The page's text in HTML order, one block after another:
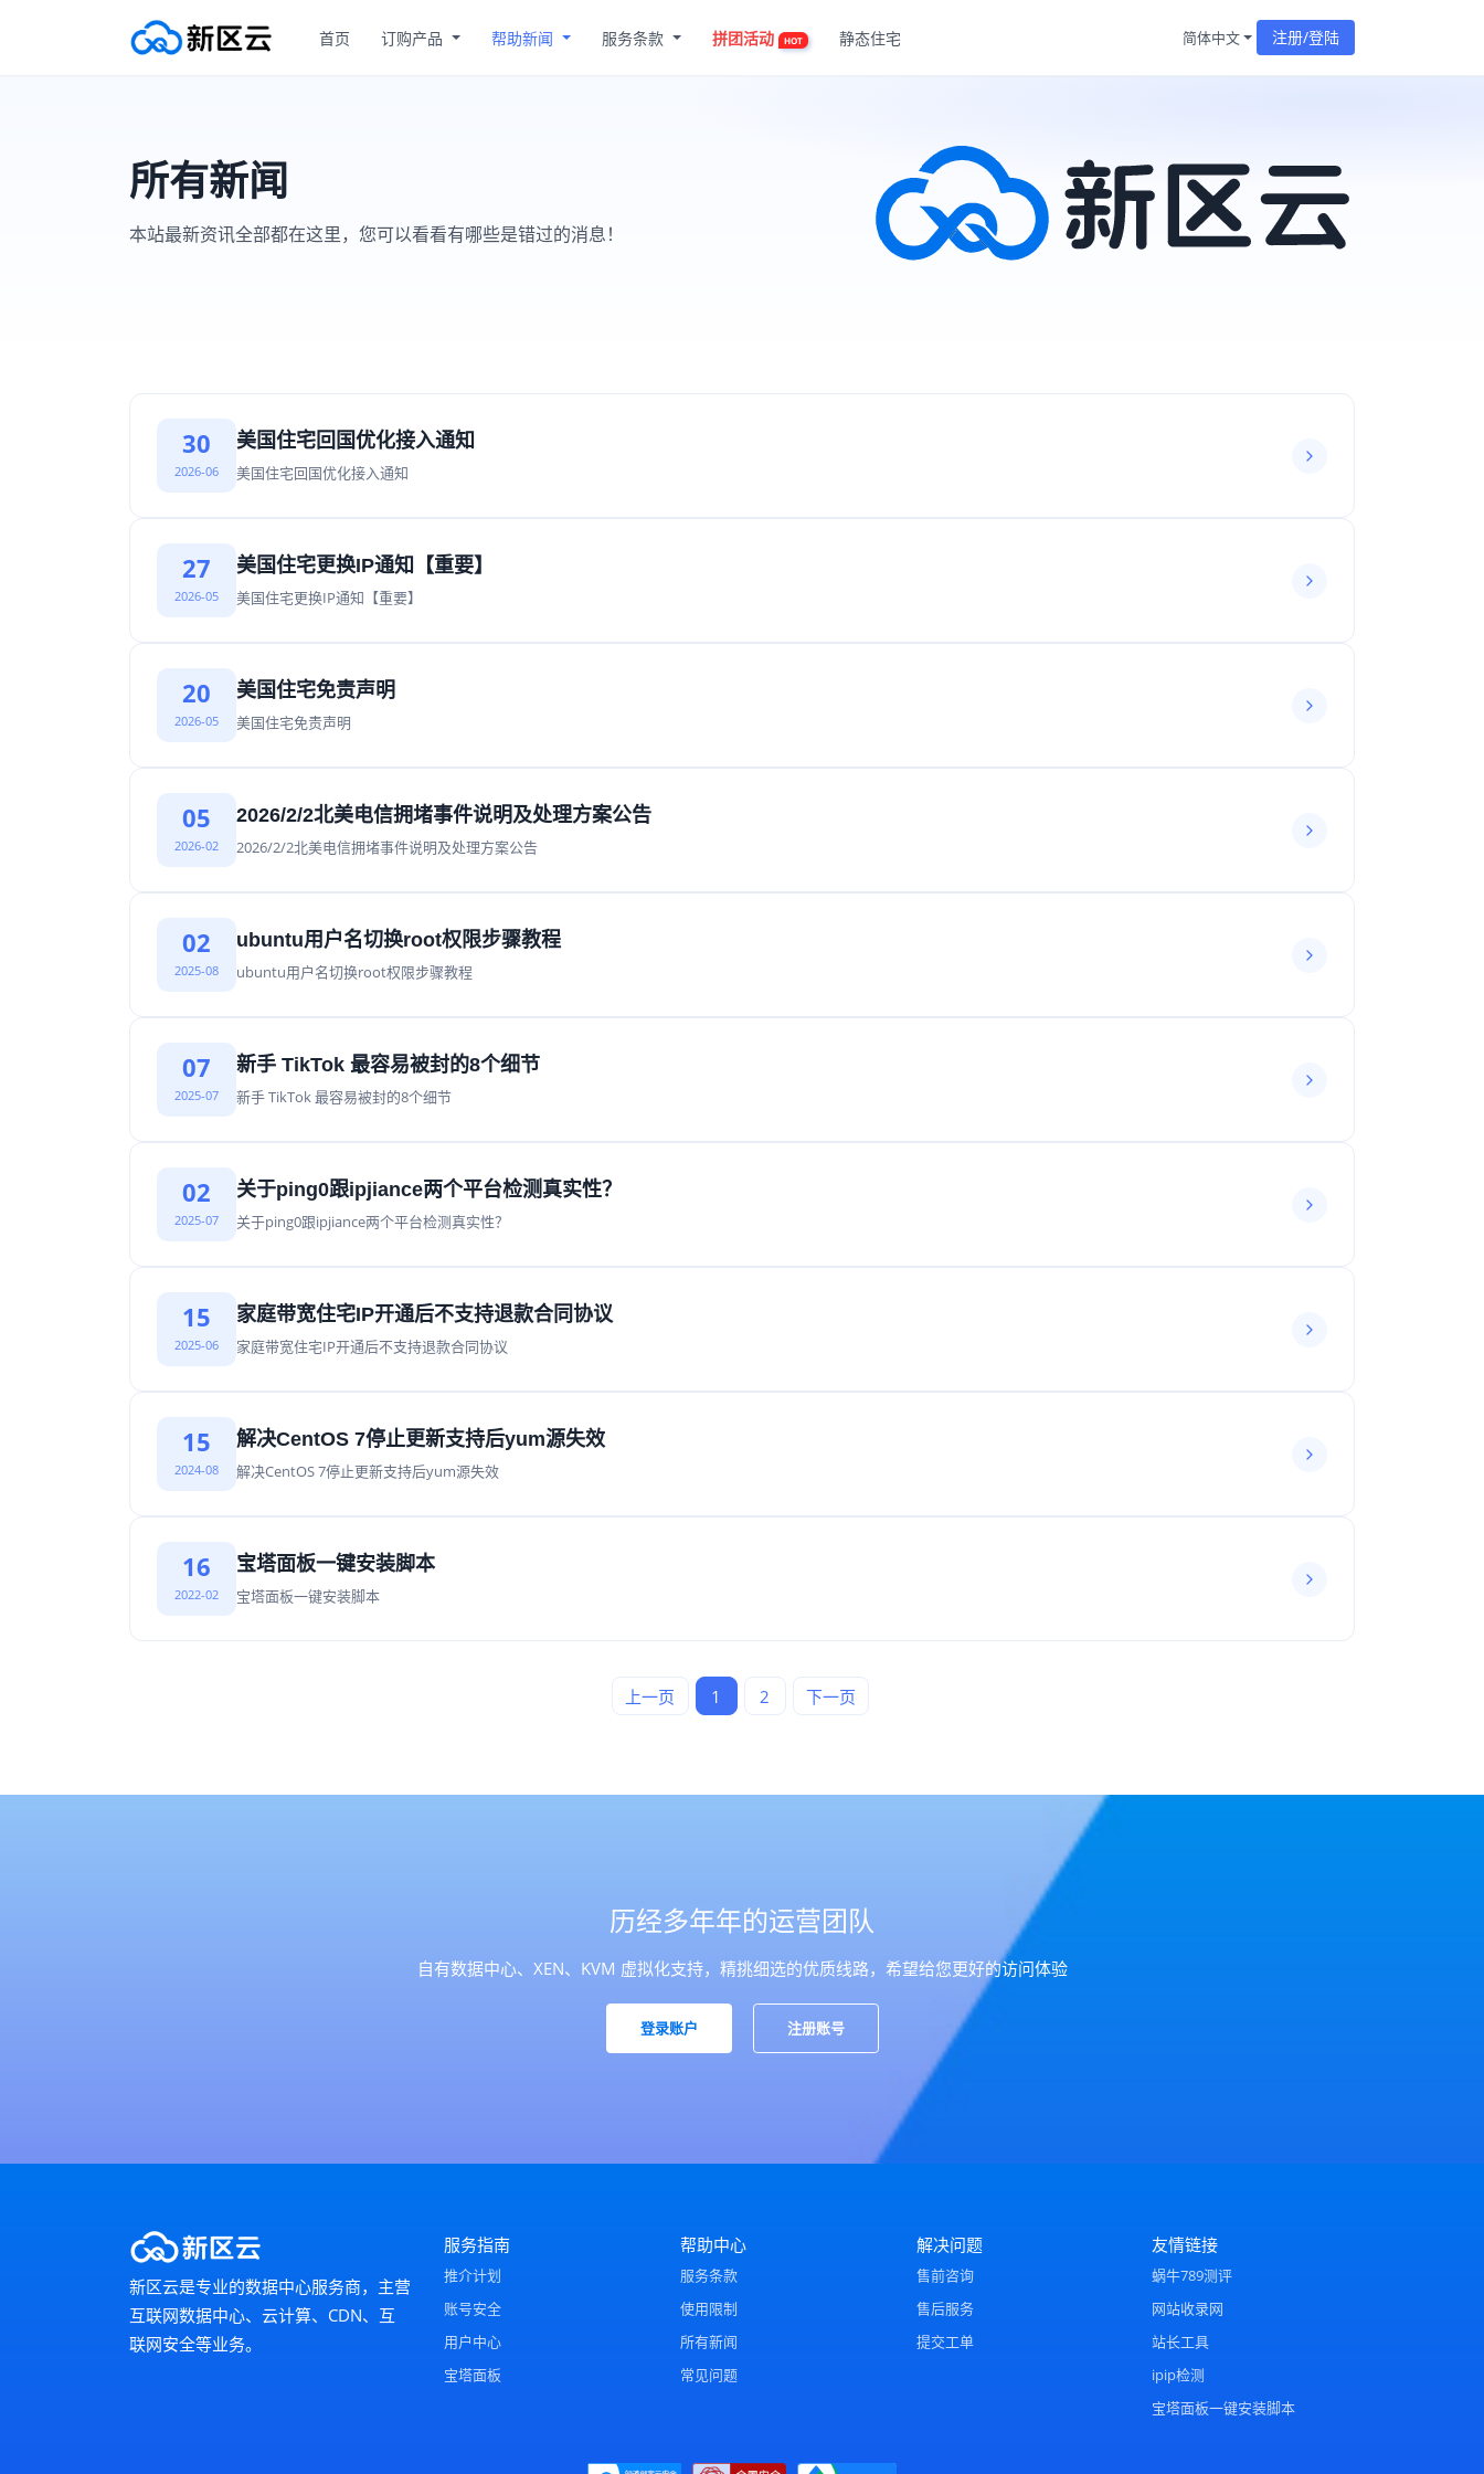
首页 订购产品 帮助新闻 服务条款 拼团活动 HOT 静态住宅 简体中文 注册/登陆
所有新闻
本站最新资讯全部都在这里，您可以看看有哪些是错过的消息！
30
2026-06
美国住宅回国优化接入通知
美国住宅回国优化接入通知
27
2026-05
美国住宅更换IP通知【重要】
美国住宅更换IP通知【重要】
20
2026-05
美国住宅免责声明
美国住宅免责声明
05
2026-02
2026/2/2北美电信拥堵事件说明及处理方案公告
2026/2/2北美电信拥堵事件说明及处理方案公告
02
2025-08
ubuntu用户名切换root权限步骤教程
ubuntu用户名切换root权限步骤教程
07
2025-07
新手 TikTok 最容易被封的8个细节
新手 TikTok 最容易被封的8个细节
02
2025-07
关于ping0跟ipjiance两个平台检测真实性？
关于ping0跟ipjiance两个平台检测真实性？
15
2025-06
家庭带宽住宅IP开通后不支持退款合同协议
家庭带宽住宅IP开通后不支持退款合同协议
15
2024-08
解决CentOS 7停止更新支持后yum源失效
解决CentOS 7停止更新支持后yum源失效
16
2022-02
宝塔面板一键安装脚本
宝塔面板一键安装脚本
上一页 1 2 下一页
历经多年年的运营团队
自有数据中心、XEN、KVM 虚拟化支持，精挑细选的优质线路，希望给您更好的访问体验
登录账户 注册账号
新区云是专业的数据中心服务商，主营
互联网数据中心、云计算、CDN、互
联网安全等业务。
服务指南
推介计划
账号安全
用户中心
宝塔面板
帮助中心
服务条款
使用限制
所有新闻
常见问题
解决问题
售前咨询
售后服务
提交工单
友情链接
蜗牛789测评
网站收录网
站长工具
ipip检测
宝塔面板一键安装脚本